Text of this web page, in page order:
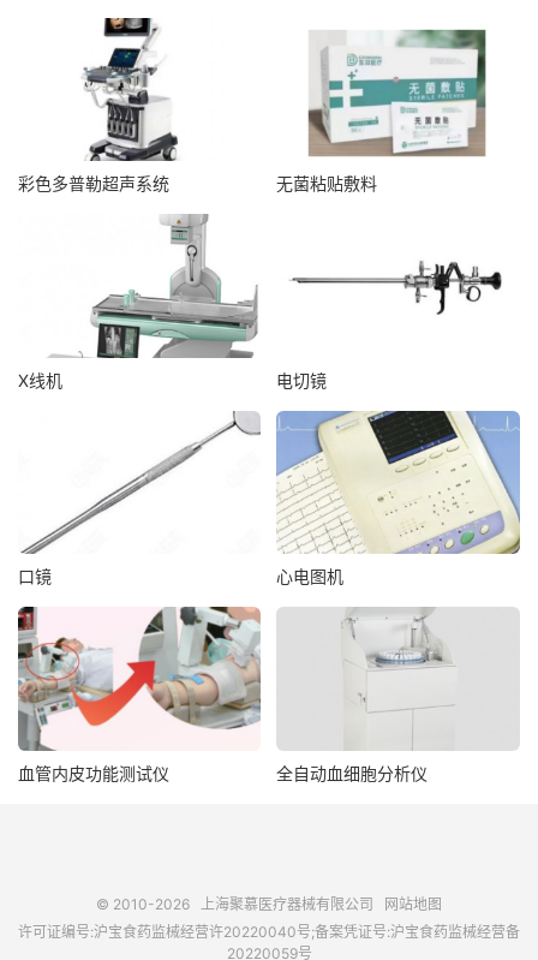
彩色多普勒超声系统 无菌粘贴敷料
X线机 电切镜
口镜 心电图机
血管内皮功能测试仪 全自动血细胞分析仪
© 2010-2026 上海聚慕医疗器械有限公司
网站地图
许可证编号:沪宝食药监械经营许20220040号;备案凭证号:沪宝食药监械经营备
20220059号